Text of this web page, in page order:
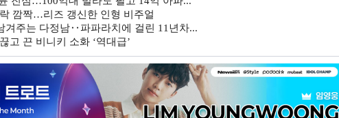
깜짝…리즈 갱신한 인형 비주얼
겨주는 다정남‥파파라치에 걸린 11년차...
고 끈 비니키 소화 ‘역대급’